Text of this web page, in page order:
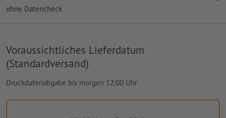
ohne Datencheck
Voraussichtliches Lieferdatum
(Standardversand)
Druckdatenabgabe bis morgen 12:00 Uhr